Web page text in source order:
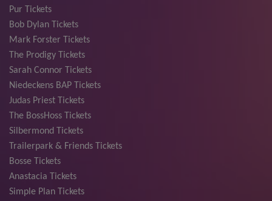
Pur Tickets
Bob Dylan Tickets
Mark Forster Tickets
The Prodigy Tickets
Sarah Connor Tickets
Niedeckens BAP Tickets
Judas Priest Tickets
The BossHoss Tickets
Silbermond Tickets
Trailerpark & Friends Tickets
Bosse Tickets
Anastacia Tickets
Simple Plan Tickets